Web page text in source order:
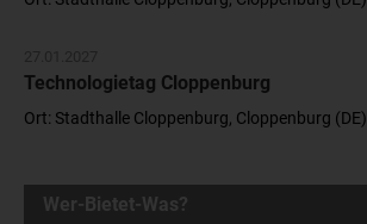
Technologietag Cloppenburg
Ort: Stadthalle Cloppenburg, Cloppenburg (DE)
Wer-Bietet-Was?